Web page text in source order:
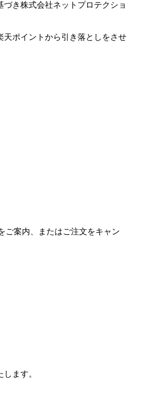
き株式会社ネットプロテクショ
ポイントから引き落としをさせ
ご案内、またはご注文をキャン
ます。